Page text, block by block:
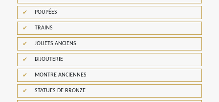
POUPÉES
TRAINS
JOUETS ANCIENS
BIJOUTERIE
MONTRE ANCIENNES
STATUES DE BRONZE